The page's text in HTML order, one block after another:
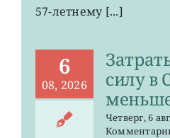
57-летнему [...]
6
08, 2026
силу в
Четверг, 6